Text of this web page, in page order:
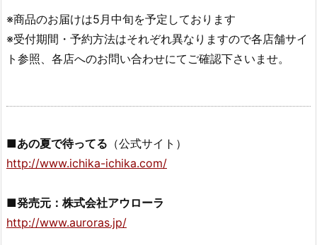
※商品のお届けは5月中旬を予定しております
※受付期間・予約方法はそれぞれ異なりますので各店舗サイ
ト参照、各店へのお問い合わせにてご確認下さいませ。
■あの夏で待ってる （公式サイト）
http://www.ichika-ichika.com/
■発売元：株式会社アウローラ
http://www.auroras.jp/